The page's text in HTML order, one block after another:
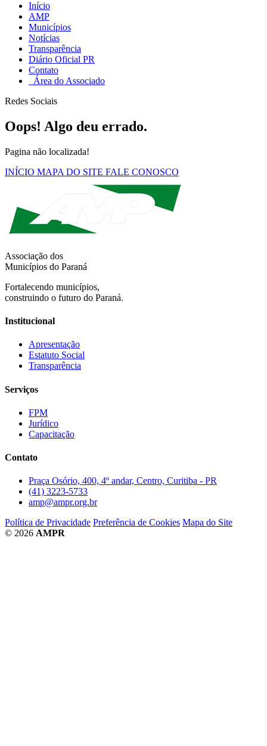
Início
AMP
Municípios
Notícias
Transparência
Diário Oficial PR
Contato
Área do Associado
Redes Sociais
Oops! Algo deu errado.
Pagina não localizada!
INÍCIO MAPA DO SITE FALE CONOSCO
Associação dos
Municípios do Paraná
Fortalecendo municípios,
construindo o futuro do Paraná.
Institucional
Apresentação
Estatuto Social
Transparência
Serviços
FPM
Jurídico
Capacitação
Contato
Praça Osório, 400, 4º andar, Centro, Curitiba - PR
(41) 3223-5733
amp@ampr.org.br
Política de Privacidade Preferência de Cookies Mapa do Site
© 2026 AMPR